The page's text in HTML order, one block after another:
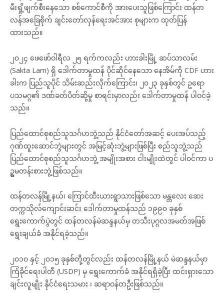
မီးရှို့ဖျက်စီးနေသော စစ်ကောင်စီကို အားပေးသူဖြစ်ကြောင်း ထန်တ
လန်အခြေစိုက် ချင်းတော်လှန်ရေးအင်အား စုများက ထုတ်ပြန်
ထားသည်။
၂၀၂၄ ဖေဖော်ဝါရီလ ၂၅ ရက်ကလည်း ဟားခါးမြို့ ဆပ်သာလမ်း
(Sakta Lam) ရှိ ဒေါက်တာမှုထန် ပိုင်ဆိုင်နေသော နေအိမ်ကို CDF ဟား
ခါးက ပြည်သူပိုင် သိမ်းဆည်းလိုက်ကြောင်း၊ ၂၀၂၃ ခုနှစ်တွင် ဥရော
ပသမဂ္ဂ၏ ဒဏ်ခတ်ပိတ်ဆို့မှု စာရင်းမှာလည်း ဒေါက်တာမှုထန် ပါဝင်ခဲ့
သည်။
ပြည်ထောင်စုစည်သူသင်္ဂဟဘွဲ့သည် နိုင်ငံတော်အဆင့် ပေးအပ်သည့်
ဂုဏ်ထူးဆောင်ဘွဲများတွင် အမြင့်ဆုံးဘွဲ့များဖြစ်ပြီး စည်သူဘွဲ့သည်
ပြည်ထောင်စုစည်သူသင်္ဂဟဘွဲ့ အမျိုးအစား ငါးမျိုးထဲတွင် ပါဝင်ကာ ပ
ဥ္စမတန်းစားဘွဲ့ဖြစ်သည်။
ထန်တလန်မြို့နယ်၊ ကြောင်ထီးယားရွာသားဖြစ်သော မန္တလေး ဆေး
တက္ကသိုလ်ကျောင်းဆင်း ဒေါက်တာမှုထန်သည် ၁၉၉၀ ခုနှစ်
ရွေးကောက်ပွဲတွင် ထန်တလန်မဲဆန္ဒနယ်မှ တသီးပုဂ္ဂလအမတ်အဖြစ်
ရွေးချယ်ခံ အနိုင်ရခဲ့သည်။
၂၀၁၀ နှင့် ၂၀၁၅ ခုနှစ်တို့တွင်လည်း ထန်တလန်မြို့နယ် မဲဆန္ဒနယ်မှာ
ကြံခိုင်ရေးပါတီ (USDP) မှ ရွေးကောက်ခံ အနိုင်ရရှိခဲ့ပြီး ထင်းရှားသော
ချင်းလူမျိုး နိုင်ငံရေးသမား ၊ ဆရာဝန်တဦးဖြစ်သည်။